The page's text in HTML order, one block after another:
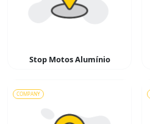
Stop Motos Alumínio
COMPANY